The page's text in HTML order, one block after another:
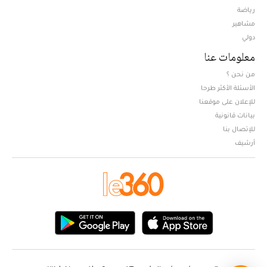
رياضة
مشاهير
دولي
معلومات عنا
من نحن ؟
الأسئلة الأكثر طرحا
للإعلان على موقعنا
بيانات قانونية
للإتصال بنا
أرشيف